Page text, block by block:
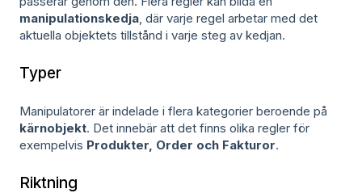
manipulationskedja, där varje regel arbetar med det
aktuella objektets tillstånd i varje steg av kedjan.
Typer
Manipulatorer är indelade i flera kategorier beroende på
kärnobjekt. Det innebär att det finns olika regler för
exempelvis Produkter, Order och Fakturor.
Riktning